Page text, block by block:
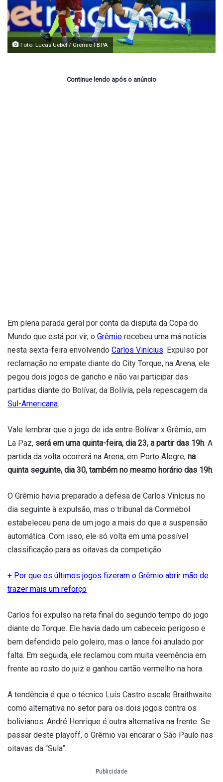
Foto: Lucas Uebel / Grêmio FBPA
Continue lendo após o anúncio
Em plena parada geral por conta da disputa da Copa do
Mundo que está por vir, o Grêmio recebeu uma má notícia
nesta sexta-feira envolvendo Carlos Vinícius. Expulso por
reclamação no empate diante do City Torque, na Arena, ele
pegou dois jogos de gancho e não vai participar das
partidas diante do Bolívar, da Bolívia, pela repescagem da
Sul-Americana.
Vale lembrar que o jogo de ida entre Bolívar x Grêmio, em
La Paz, será em uma quinta-feira, dia 23, a partir das 19h. A
partida da volta ocorrerá na Arena, em Porto Alegre, na
quinta seguinte, dia 30, também no mesmo horário das 19h.
O Grêmio havia preparado a defesa de Carlos Vinícius no
dia seguinte à expulsão, mas o tribunal da Conmebol
estabeleceu pena de um jogo a mais do que a suspensão
automática. Com isso, ele só volta em uma possível
classificação para as oitavas da competição.
+ Por que os últimos jogos fizeram o Grêmio abrir mão de
trazer mais um reforço
Carlos foi expulso na reta final do segundo tempo do jogo
diante do Torque. Ele havia dado um cabeceio perigoso e
bem defendido pelo goleiro, mas o lance foi anulado por
falta. Em seguida, ele reclamou com muita veemência em
frente ao rosto do juiz e ganhou cartão vermelho na hora.
A tendência é que o técnico Luís Castro escale Braithwaite
como alternativa no setor para os dois jogos contra os
bolivianos. André Henrique é outra alternativa na frente. Se
passar deste playoff, o Grêmio vai encarar o São Paulo nas
oitavas da “Sula”.
Publicidade